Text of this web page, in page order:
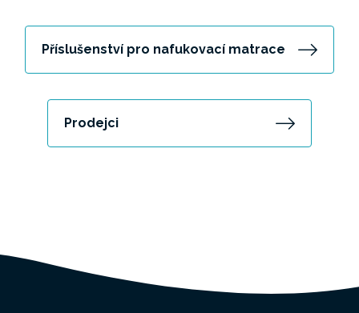
Příslušenství pro nafukovací matrace
Prodejci